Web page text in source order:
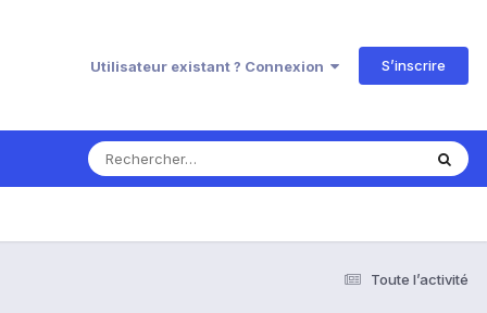
Utilisateur existant ? Connexion S’inscrire
Toute l’activité